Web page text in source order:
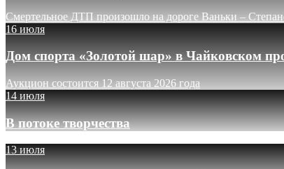
Смертельное ДТП произошло на дороге Ваньки –
16 июля
Дом спорта «Золотой шар» в Чайковском
Аукцион состоится 12 августа 2026 года
14 июля
В потоке творчества
13 июля